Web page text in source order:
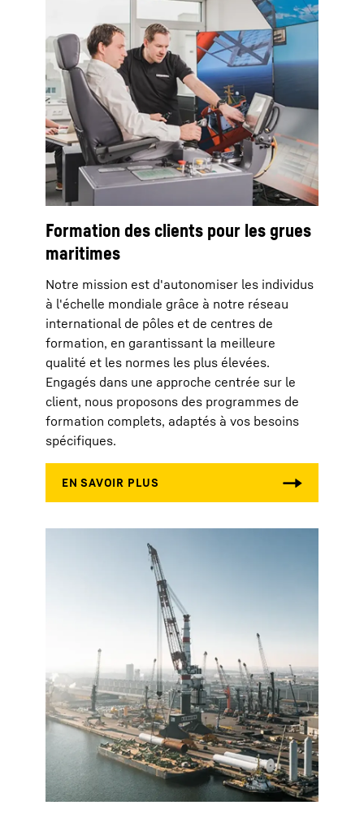
Formation des clients pour les grues
maritimes
Notre mission est d'autonomiser les individus
à l'échelle mondiale grâce à notre réseau
international de pôles et de centres de
formation, en garantissant la meilleure
qualité et les normes les plus élevées.
Engagés dans une approche centrée sur le
client, nous proposons des programmes de
formation complets, adaptés à vos besoins
spécifiques.